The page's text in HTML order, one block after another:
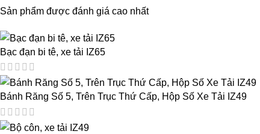
Sản phẩm được đánh giá cao nhất
Bạc đạn bi tê, xe tải IZ65
Bánh Răng Số 5, Trên Trục Thứ Cấp, Hộp Số Xe Tải IZ49